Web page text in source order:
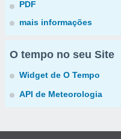
PDF
mais informações
O tempo no seu Site
Widget de O Tempo
API de Meteorologia